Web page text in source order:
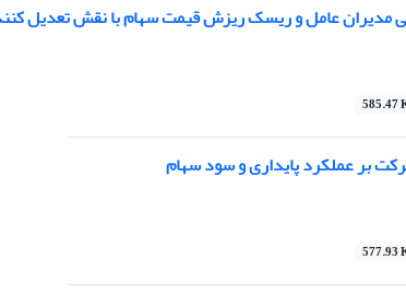
مدیران عامل و ریسک ریزش قیمت سهام با نقش تعدیل
585.47
بر عملکرد پایداری و سود سهام
577.93